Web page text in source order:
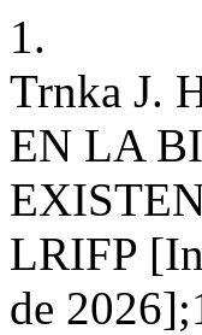
1.
Trnka J.
EN LA
LRIFP
de